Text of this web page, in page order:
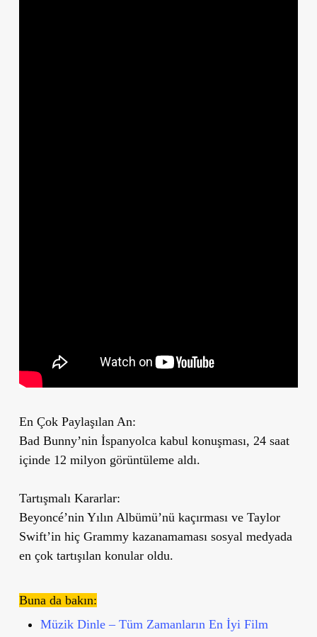
En Çok Paylaşılan An:
Bad Bunny’nin İspanyolca kabul konuşması, 24 saat
içinde 12 milyon görüntüleme aldı.
Tartışmalı Kararlar:
Beyoncé’nin Yılın Albümü’nü kaçırması ve Taylor
Swift’in hiç Grammy kazanamaması sosyal medyada
en çok tartışılan konular oldu.
Buna da bakın:
Müzik Dinle – Tüm Zamanların En İyi Film